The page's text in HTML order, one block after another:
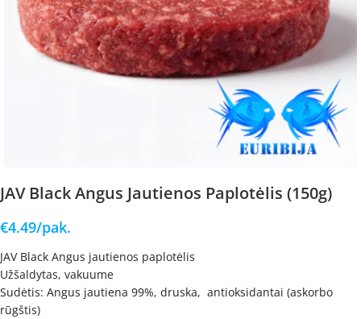
JAV Black Angus Jautienos Paplotėlis (150g)
€4.49/pak.
JAV Black Angus jautienos paplotėlis
Užšaldytas, vakuume
Sudėtis: Angus jautiena 99%, druska, antioksidantai (askorbo
rūgštis)